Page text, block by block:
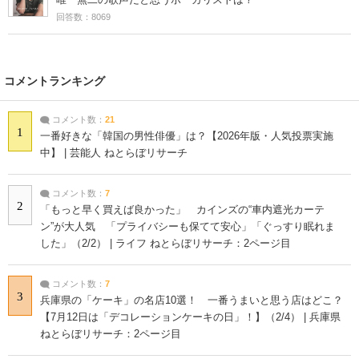
回答数：8069
コメントランキング
1
コメント数： 21
一番好きな「韓国の男性俳優」は？【2026年版・人気投票実施
中】 | 芸能人 ねとらぼリサーチ
2
コメント数： 7
「もっと早く買えば良かった」 カインズの“車内遮光カーテ
ン”が大人気 「プライバシーも保てて安心」「ぐっすり眠れま
した」（2/2） | ライフ ねとらぼリサーチ：2ページ目
3
コメント数： 7
兵庫県の「ケーキ」の名店10選！ 一番うまいと思う店はどこ？
【7月12日は「デコレーションケーキの日」！】（2/4） | 兵庫県
ねとらぼリサーチ：2ページ目